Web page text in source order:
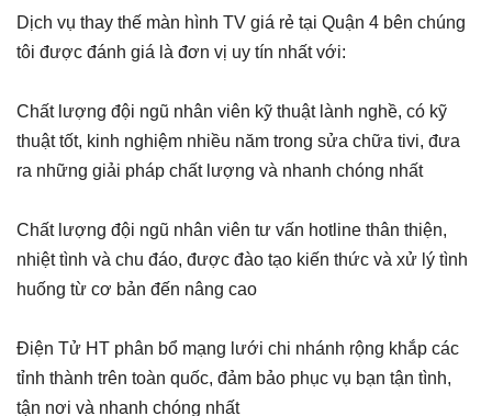
Dịch vụ thay thế màn hình TV giá rẻ tại Quận 4 bên chúng
tôi được đánh giá là đơn vị uy tín nhất với:
Chất lượng đội ngũ nhân viên kỹ thuật lành nghề, có kỹ
thuật tốt, kinh nghiệm nhiều năm trong sửa chữa tivi, đưa
ra những giải pháp chất lượng và nhanh chóng nhất
Chất lượng đội ngũ nhân viên tư vấn hotline thân thiện,
nhiệt tình và chu đáo, được đào tạo kiến thức và xử lý tình
huống từ cơ bản đến nâng cao
Điện Tử HT phân bổ mạng lưới chi nhánh rộng khắp các
tỉnh thành trên toàn quốc, đảm bảo phục vụ bạn tận tình,
tận nơi và nhanh chóng nhất